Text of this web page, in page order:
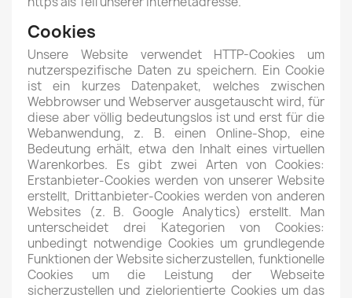
Cookies
Unsere Website verwendet HTTP-Cookies um
nutzerspezifische Daten zu speichern. Ein Cookie
ist ein kurzes Datenpaket, welches zwischen
Webbrowser und Webserver ausgetauscht wird, für
diese aber völlig bedeutungslos ist und erst für die
Webanwendung, z. B. einen Online-Shop, eine
Bedeutung erhält, etwa den Inhalt eines virtuellen
Warenkorbes. Es gibt zwei Arten von Cookies:
Erstanbieter-Cookies werden von unserer Website
erstellt, Drittanbieter-Cookies werden von anderen
Websites (z. B. Google Analytics) erstellt. Man
unterscheidet drei Kategorien von Cookies:
unbedingt notwendige Cookies um grundlegende
Funktionen der Website sicherzustellen, funktionelle
Cookies um die Leistung der Webseite
sicherzustellen und zielorientierte Cookies um das